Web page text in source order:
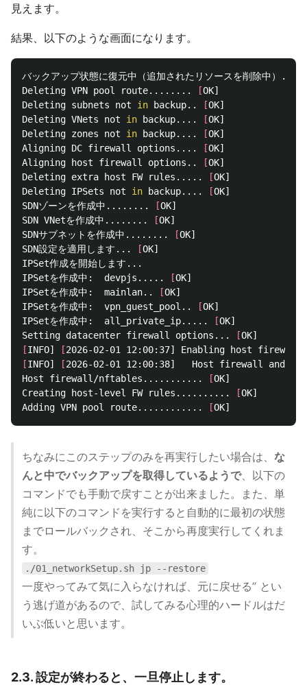
見えます。
結果、以下のような画面になります。
バックアップ状態に復元中（追加されたリソースを削除中）...
Deleting VPN pool route........
[OK]
Deleting subnets not in backup.. [OK]
Deleting VNets not in backup.... [OK]
Deleting zones not in backup.... [OK]
Aligning DC firewall options....
[OK]
Aligning host firewall options..
[OK]
Deleting extra host FW rules.....
[OK]
Deleting IPSets not in backup.... [OK]
SDNゾーンを作成中........
[OK]
SDN VNetを作成中........
[OK]
SDNサブネットを作成中........
[OK]
SDN設定を適用します...
[OK]
IPSet作成を開始します...
IPSetを作成中:  devpjs.....
[OK]
IPSetを作成中:  mainlan..
[OK]
IPSetを作成中:  vpn_guest_pool..
[OK]
IPSetを作成中:  all_private_ip.....
[OK]
Setting datacenter firewall options...
[
[INFO]
[
[INFO] [2026-02-01 12:00:38]   Host firewall and
Host firewall/nftables...........
[OK]
Creating host-level FW rules..........
[OK]
Adding VPN pool route............
[
ちなみにこのステップのみを再実行したい場合は、 な
んと中でバックアップを取得しているようで、以下の
コマンドでも手動で戻すことが出来ました。また、単
純に以下のコマンドを実行すると自動的に最初の状態
までロールバックされ、そこから再度実行してくれま
す。
./01_networkSetup.sh jp --restore
一度やってみて気に入らなければ、元に戻せる” とい
う逃げ道があるので、試してみる心理的ハードルはだ
いぶ低いと思います。
2.3. 設定が終わると、一旦停止します。